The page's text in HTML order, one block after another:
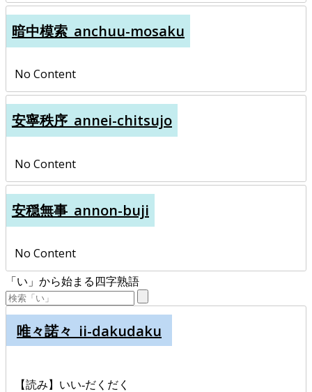
暗中模索_anchuu-mosaku
No Content
安寧秩序_annei-chitsujo
No Content
安穏無事_annon-buji
No Content
「い」から始まる四字熟語
唯々諾々_ii-dakudaku
【読み】いい-だくだく